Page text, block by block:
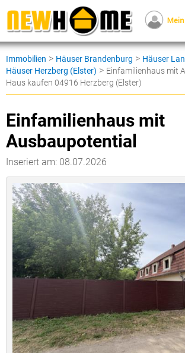
Immobilien > Häuser Brandenburg > Häuser
Häuser Herzberg (Elster) > Einfamilienhaus mit
Haus kaufen 04916 Herzberg (Elster)
Einfamilienhaus mit
Ausbaupotential
Inseriert am: 08.07.2026